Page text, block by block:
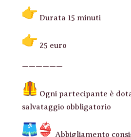
Durata 15 minuti
25 euro
——————
Ogni partecipante è
salvataggio obbligatorio
Abbigliamento